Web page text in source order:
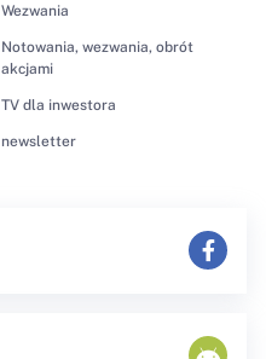
Wezwania
Notowania, wezwania, obrót
akcjami
TV dla inwestora
newsletter